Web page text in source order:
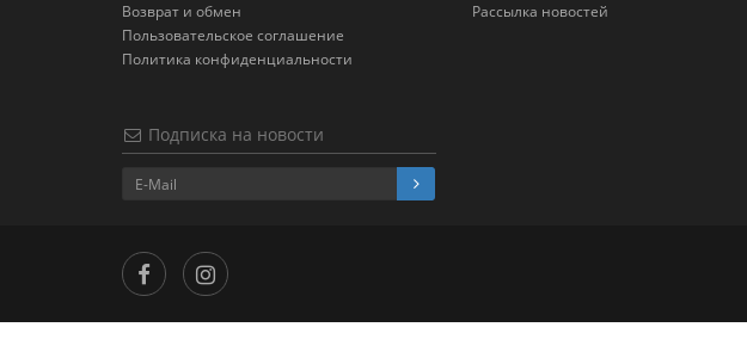
Возврат и обмен
Пользовательское соглашение
Политика конфиденциальности
Рассылка новостей
Подписка на новости